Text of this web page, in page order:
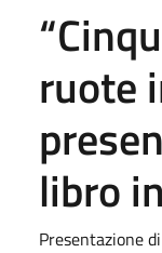
ruote
libro
Presentazione